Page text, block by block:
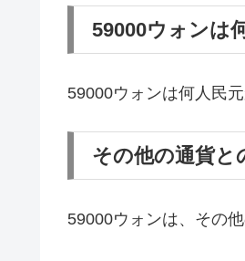
59000ウォンは
59000ウォンは何人民
その他の通貨と
59000ウォンは、その